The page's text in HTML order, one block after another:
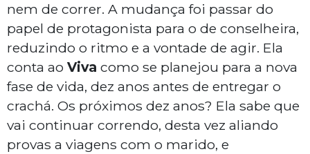
nem de correr. A mudança foi passar do
papel de protagonista para o de conselheira,
reduzindo o ritmo e a vontade de agir. Ela
conta ao Viva como se planejou para a nova
fase de vida, dez anos antes de entregar o
crachá. Os próximos dez anos? Ela sabe que
vai continuar correndo, desta vez aliando
provas a viagens com o marido, e